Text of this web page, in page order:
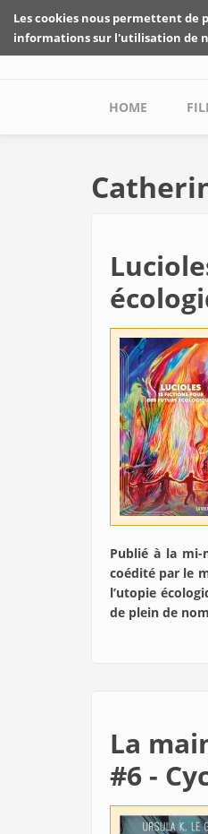
Skip to main content
Main
HOME
Publié à la mi-
coédité par le
l’utopie
de plein de
La
#6 -
Les cookies nous permettent
informations sur l'utilisation de